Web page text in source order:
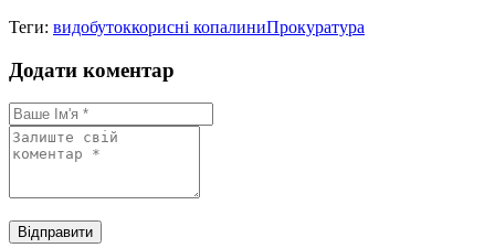
Теги: видобутоккорисні копалиниПрокуратура
Додати коментар